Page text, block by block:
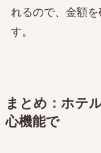
れるので、金額
す。
まとめ：ホテ
心機能で